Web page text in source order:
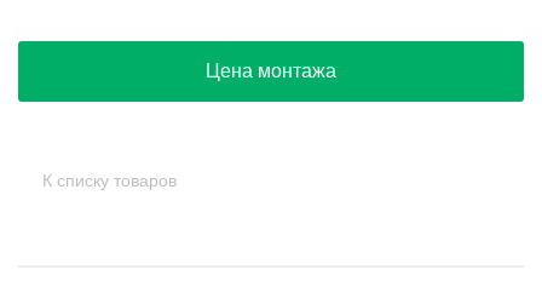
Цена монтажа
К списку товаров